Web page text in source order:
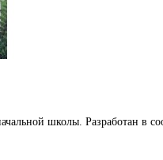
школы. Разработан в